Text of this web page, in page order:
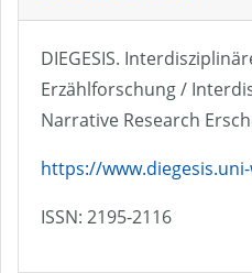
DIEGESIS.
Erzählforschung /
Narrative Research
https://
ISSN: 2195-2116